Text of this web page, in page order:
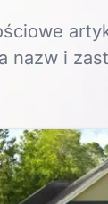
nazw i